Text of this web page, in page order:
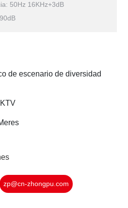
50Hz 16KHz+3dB
de escenario de diversidad
zp@cn-zhongpu.com